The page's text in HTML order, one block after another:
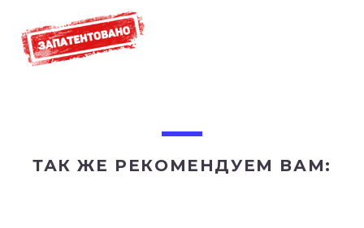
ТАК ЖЕ РЕКОМЕНДУЕМ ВАМ: